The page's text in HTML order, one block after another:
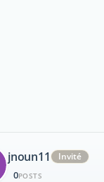
jnoun11 Invité
0POSTS